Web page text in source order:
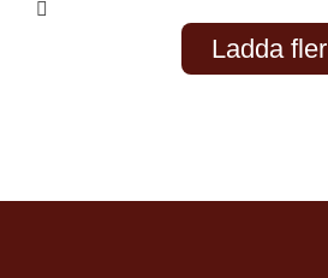
Ladda fler